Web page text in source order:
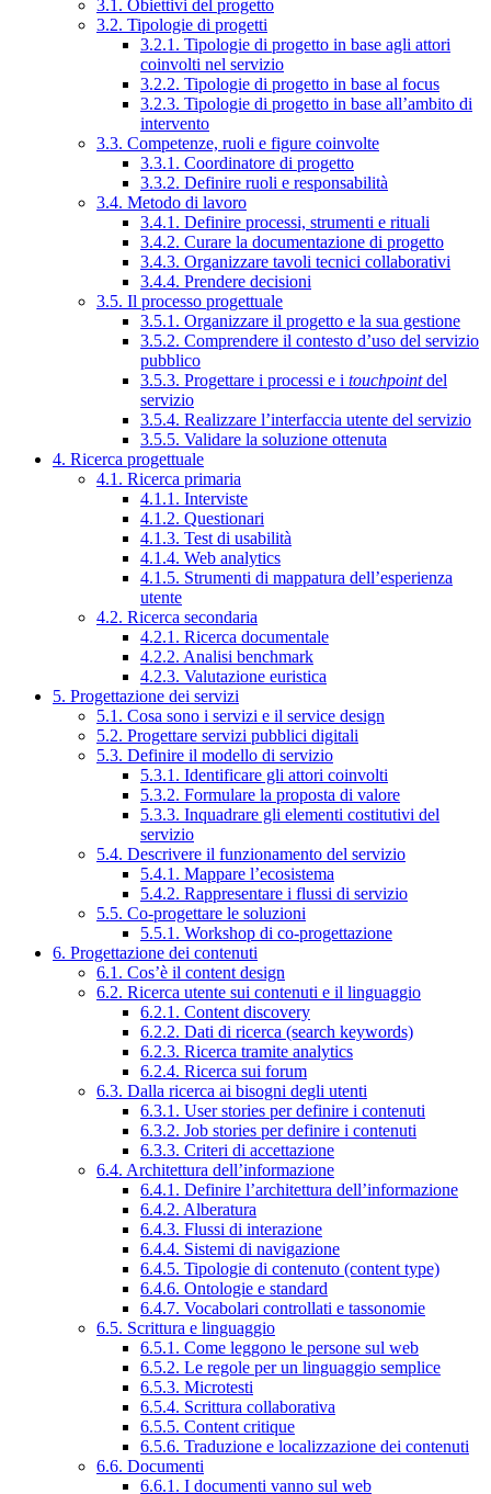
3.1. Obiettivi del progetto
3.2. Tipologie di progetti
3.2.1. Tipologie di progetto in base agli attori
coinvolti nel servizio
3.2.2. Tipologie di progetto in base al focus
3.2.3. Tipologie di progetto in base all’ambito di
intervento
3.3. Competenze, ruoli e figure coinvolte
3.3.1. Coordinatore di progetto
3.3.2. Definire ruoli e responsabilità
3.4. Metodo di lavoro
3.4.1. Definire processi, strumenti e rituali
3.4.2. Curare la documentazione di progetto
3.4.3. Organizzare tavoli tecnici collaborativi
3.4.4. Prendere decisioni
3.5. Il processo progettuale
3.5.1. Organizzare il progetto e la sua gestione
3.5.2. Comprendere il contesto d’uso del servizio
pubblico
3.5.3. Progettare i processi e i touchpointdel
servizio
3.5.4. Realizzare l’interfaccia utente del servizio
3.5.5. Validare la soluzione ottenuta
4. Ricerca progettuale
4.1. Ricerca primaria
4.1.1. Interviste
4.1.2. Questionari
4.1.3. Test di usabilità
4.1.4. Web analytics
4.1.5. Strumenti di mappatura dell’esperienza
utente
4.2. Ricerca secondaria
4.2.1. Ricerca documentale
4.2.2. Analisi benchmark
4.2.3. Valutazione euristica
5. Progettazione dei servizi
5.1. Cosa sono i servizi e il service design
5.2. Progettare servizi pubblici digitali
5.3. Definire il modello di servizio
5.3.1. Identificare gli attori coinvolti
5.3.2. Formulare la proposta di valore
5.3.3. Inquadrare gli elementi costitutivi del
servizio
5.4. Descrivere il funzionamento del servizio
5.4.1. Mappare l’ecosistema
5.4.2. Rappresentare i flussi di servizio
5.5. Co-progettare le soluzioni
5.5.1. Workshop di co-progettazione
6. Progettazione dei contenuti
6.1. Cos’è il content design
6.2. Ricerca utente sui contenuti e il linguaggio
6.2.1. Content discovery
6.2.2. Dati di ricerca (search keywords)
6.2.3. Ricerca tramite analytics
6.2.4. Ricerca sui forum
6.3. Dalla ricerca ai bisogni degli utenti
6.3.1. User stories per definire i contenuti
6.3.2. Job stories per definire i contenuti
6.3.3. Criteri di accettazione
6.4. Architettura dell’informazione
6.4.1. Definire l’architettura dell’informazione
6.4.2. Alberatura
6.4.3. Flussi di interazione
6.4.4. Sistemi di navigazione
6.4.5. Tipologie di contenuto (content type)
6.4.6. Ontologie e standard
6.4.7. Vocabolari controllati e tassonomie
6.5. Scrittura e linguaggio
6.5.1. Come leggono le persone sul web
6.5.2. Le regole per un linguaggio semplice
6.5.3. Microtesti
6.5.4. Scrittura collaborativa
6.5.5. Content critique
6.5.6. Traduzione e localizzazione dei contenuti
6.6. Documenti
6.6.1. I documenti vanno sul web